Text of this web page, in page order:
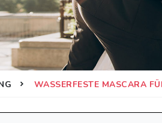
WASSERFESTE MASCARA